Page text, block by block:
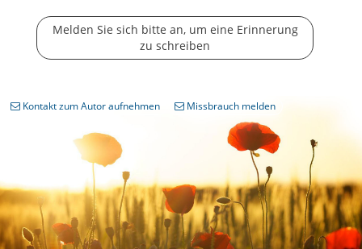
Melden Sie sich bitte an, um eine Erinnerung
zu schreiben
Kontakt zum Autor aufnehmen Missbrauch melden